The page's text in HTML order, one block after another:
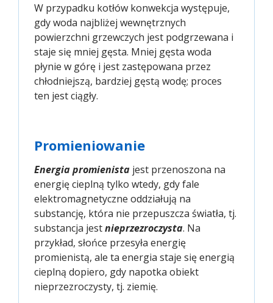
W przypadku kotłów konwekcja występuje,
gdy woda najbliżej wewnętrznych
powierzchni grzewczych jest podgrzewana i
staje się mniej gęsta. Mniej gęsta woda
płynie w górę i jest zastępowana przez
chłodniejszą, bardziej gęstą wodę; proces
ten jest ciągły.
Promieniowanie
Energia promienista jest przenoszona na
energię cieplną tylko wtedy, gdy fale
elektromagnetyczne oddziałują na
substancję, która nie przepuszcza światła, tj.
substancja jestnieprzezroczysta. Na
przykład, słońce przesyła energię
promienistą, ale ta energia staje się energią
cieplną dopiero, gdy napotka obiekt
nieprzezroczysty, tj. ziemię.